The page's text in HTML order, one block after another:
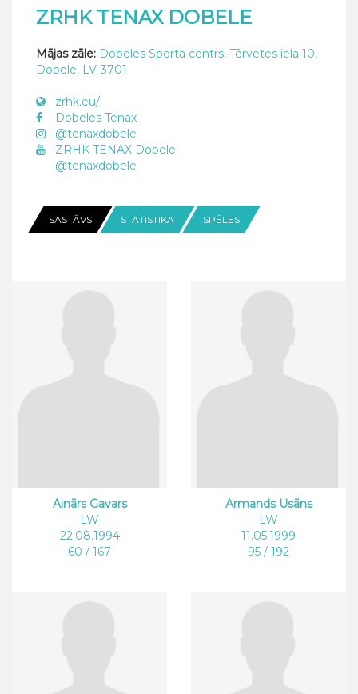
ZRHK TENAX DOBELE
Mājas zāle: Dobeles Sporta centrs, Tērvetes iela 10,
Dobele, LV-3701
zrhk.eu/
Dobeles Tenax
@tenaxdobele
ZRHK TENAX Dobele
@tenaxdobele
SASTĀVS STATISTIKA SPĒLES
Ainārs Gavars
LW
22.08.1994
60 / 167
Armands Usāns
LW
11.05.1999
95 / 192